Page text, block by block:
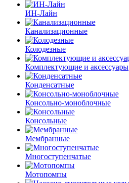
ИН-Лайн
Канализационные
Колодезные
Комплектующие и аксессуары
Конденсатные
Консольно-моноблочные
Консольные
Мембранные
Многоступенчатые
Мотопомпы